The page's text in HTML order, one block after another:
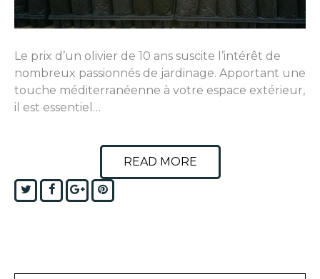
Le prix d’un olivier de 10 ans suscite l’intérêt de
nombreux passionnés de jardinage. Apportant une
touche méditerranéenne à votre espace extérieur,
il est essentiel…
READ MORE
TwitterFacebook
Google+Pinterest